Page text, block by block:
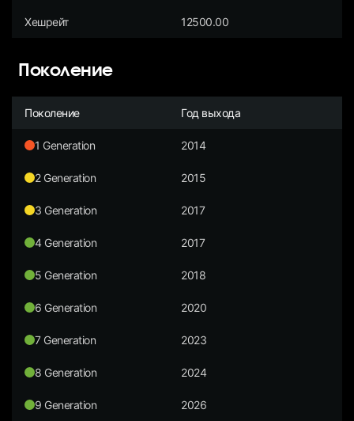
Хешрейт 12500.00
Поколение
Поколение Год выхода
1 Generation 2014
2 Generation 2015
3 Generation 2017
4 Generation 2017
5 Generation 2018
6 Generation 2020
7 Generation 2023
8 Generation 2024
9 Generation 2026